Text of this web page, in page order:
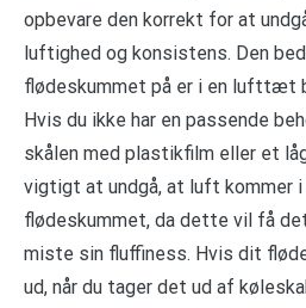
opbevare den korrekt for at
luftighed og konsistens. Den
flødeskummet på er i en lufttæt
Hvis du ikke har en passende
skålen med plastikfilm eller et
vigtigt at undgå, at luft kommer
flødeskummet, da dette vil få
miste sin fluffiness. Hvis dit
ud, når du tager det ud af